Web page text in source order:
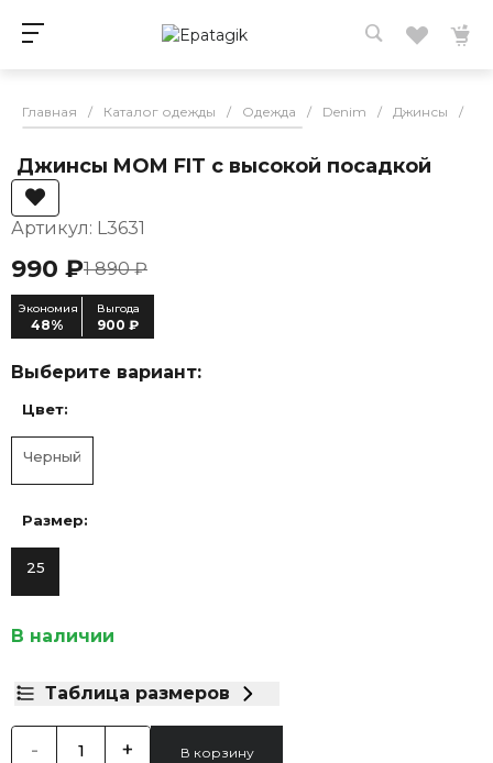
Главная / Каталог одежды / Одежда / Denim / Джинсы /
Джинсы MOM FIT с высокой посадкой
Артикул: L3631
990 ₽1 890 ₽
Экономия
48%
Выгода
900 ₽
Выберите вариант:
Цвет:
Черный
Размер:
25
В наличии
Таблица размеров
- + В корзину